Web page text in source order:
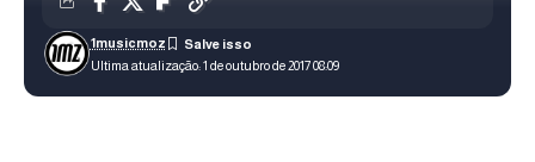
Ultima atualização: 1 de outubro de 2017 08:09
1musicmoz